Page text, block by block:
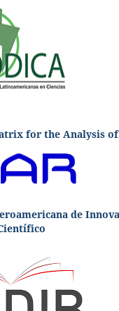
for the Analysis of
de